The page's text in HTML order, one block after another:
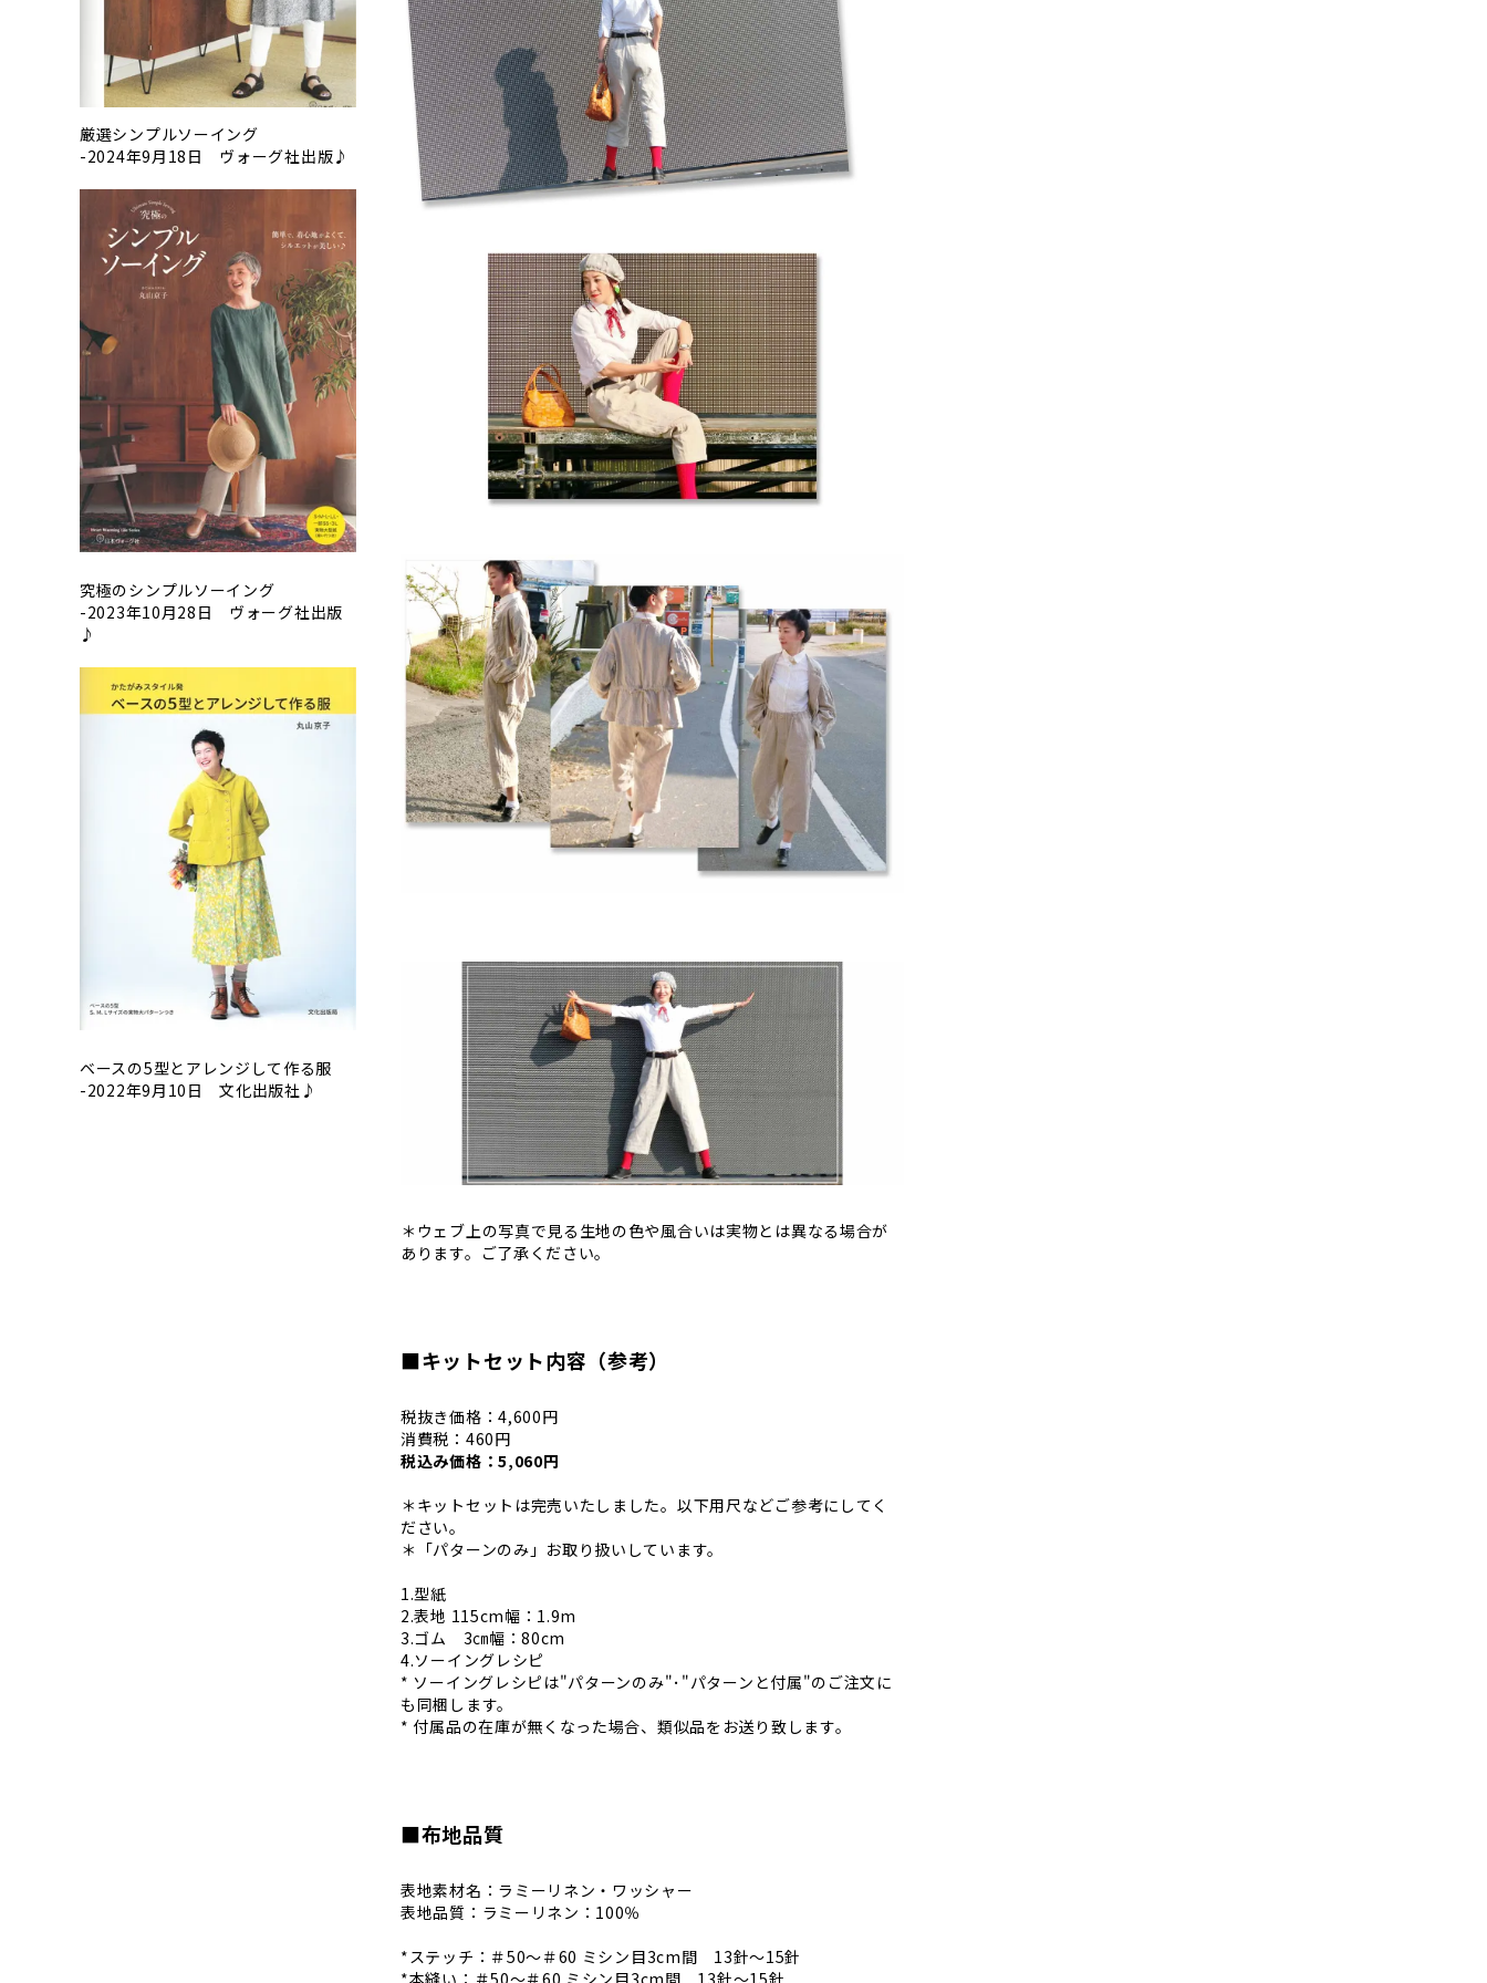
＊ウェブ上の写真で見る生地の色や風合いは実物とは異なる場合が
あります。ご了承ください。
■キットセット内容（参考）
税抜き価格：4,600円
消費税：460円
税込み価格：5,060円
＊キットセットは完売いたしました。以下用尺などご参考にしてく
ださい。
＊「パターンのみ」お取り扱いしています。
1.型紙
2.表地 115cm幅：1.9m
3.ゴム 3㎝幅：80cm
4.ソーイングレシピ
* ソーイングレシピは"パターンのみ"･"パターンと付属"のご注文に
も同梱します。
* 付属品の在庫が無くなった場合、類似品をお送り致します。
■布地品質
表地素材名：ラミーリネン・ワッシャー
表地品質：ラミーリネン：100％
*ステッチ：＃50～＃60 ミシン目3cm間 13針～15針
*本縫い：＃50～＃60 ミシン目3cm間 13針～15針
厳選シンプルソーイング
-2024年9月18日 ヴォーグ社出版♪
究極のシンプルソーイング
-2023年10月28日 ヴォーグ社出版
♪
ベースの5型とアレンジして作る服
-2022年9月10日 文化出版社♪